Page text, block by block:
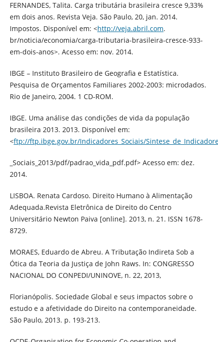
FERNANDES, Talita. Carga tributária brasileira cresce 9,33%
em dois anos. Revista Veja. São Paulo, 20, jan. 2014.
Impostos. Disponível em: <http://veja.abril.com.
br/noticia/economia/carga-tributaria-brasileira-cresce-933-
em-dois-anos>. Acesso em: nov. 2014.
IBGE – Instituto Brasileiro de Geografia e Estatística.
Pesquisa de Orçamentos Familiares 2002-2003: microdados.
Rio de Janeiro, 2004. 1 CD-ROM.
IBGE. Uma análise das condições de vida da população
brasileira 2013. 2013. Disponível em:
<ftp://ftp.ibge.gov.br/Indicadores_Sociais/
_Sociais_2013/pdf/padrao_vida_pdf.pdf> Acesso em: dez.
2014.
LISBOA. Renata Cardoso. Direito Humano à Alimentação
Adequada.Revista Eletrônica de Direito do Centro
Universitário Newton Paiva [online]. 2013, n. 21. ISSN 1678-
8729.
MORAES, Eduardo de Abreu. A Tributação Indireta Sob a
Ótica da Teoria da Justiça de John Raws. In: CONGRESSO
NACIONAL DO CONPEDI/UNINOVE, n. 22, 2013,
Florianópolis. Sociedade Global e seus impactos sobre o
estudo e a afetividade do Direito na contemporaneidade.
São Paulo, 2013. p. 193-213.